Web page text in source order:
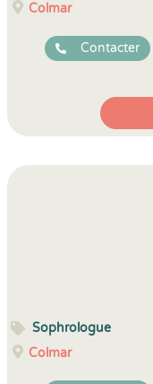
Colmar
Contacter
Sophrologue
Colmar